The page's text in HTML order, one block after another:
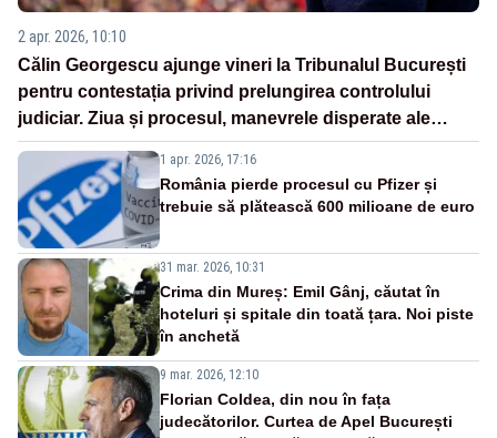
2 apr. 2026, 10:10
Călin Georgescu ajunge vineri la Tribunalul București
pentru contestația privind prelungirea controlului
judiciar. Ziua și procesul, manevrele disperate ale
Sistemului
1 apr. 2026, 17:16
România pierde procesul cu Pfizer și
trebuie să plătească 600 milioane de euro
31 mar. 2026, 10:31
Crima din Mureș: Emil Gânj, căutat în
hoteluri și spitale din toată țara. Noi piste
în anchetă
9 mar. 2026, 12:10
Florian Coldea, din nou în fața
judecătorilor. Curtea de Apel București